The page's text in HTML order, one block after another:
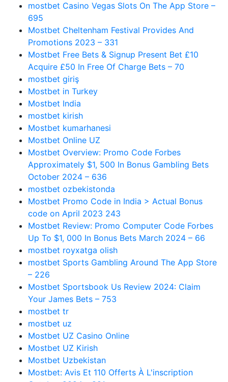
‎mostbet Casino Vegas Slots On The App Store –
695
Mostbet Cheltenham Festival Provides And
Promotions 2023 – 331
Mostbet Free Bets & Signup Present Bet £10
Acquire £50 In Free Of Charge Bets – 70
mostbet giriş
Mostbet in Turkey
Mostbet India
mostbet kirish
Mostbet kumarhanesi
Mostbet Online UZ
Mostbet Overview: Promo Code Forbes
Approximately $1, 500 In Bonus Gambling Bets
October 2024 – 636
mostbet ozbekistonda
Mostbet Promo Code in India > Actual Bonus
code on April 2023 243
Mostbet Review: Promo Computer Code Forbes
Up To $1, 000 In Bonus Bets March 2024 – 66
mostbet royxatga olish
‎mostbet Sports Gambling Around The App Store
– 226
Mostbet Sportsbook Us Review 2024: Claim
Your James Bets – 753
mostbet tr
mostbet uz
Mostbet UZ Casino Online
Mostbet UZ Kirish
Mostbet Uzbekistan
Mostbet: Avis Et 110 Offerts À L'inscription